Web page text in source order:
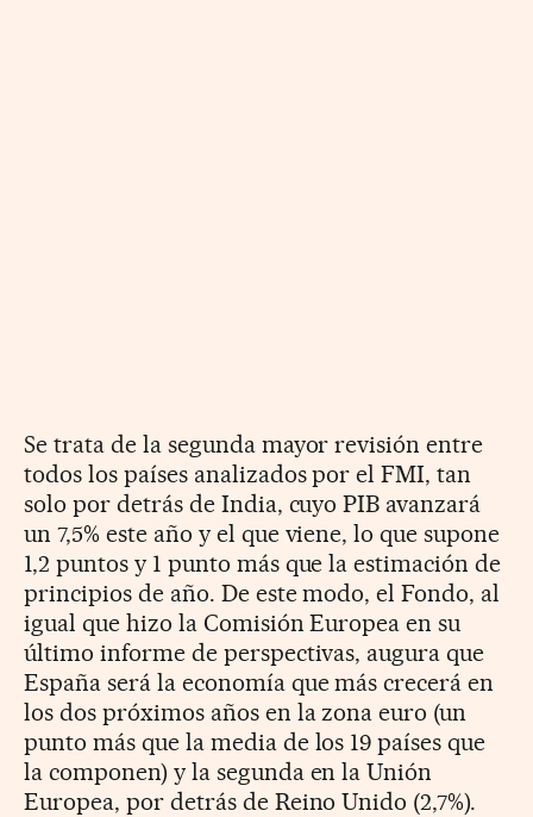
Se trata de la segunda mayor revisión entre
todos los países analizados por el FMI, tan
solo por detrás de India, cuyo PIB avanzará
un 7,5% este año y el que viene, lo que supone
1,2 puntos y 1 punto más que la estimación de
principios de año. De este modo, el Fondo, al
igual que hizo la Comisión Europea en su
último informe de perspectivas, augura que
España será la economía que más crecerá en
los dos próximos años en la zona euro (un
punto más que la media de los 19 países que
la componen) y la segunda en la Unión
Europea, por detrás de Reino Unido (2,7%).